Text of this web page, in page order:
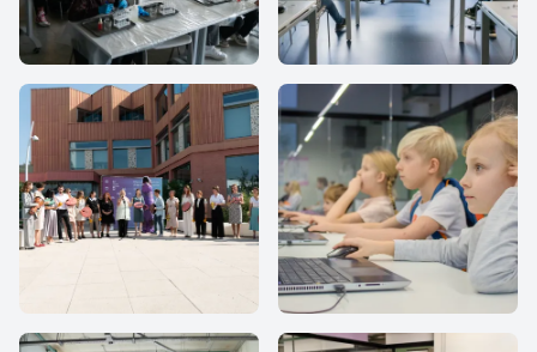
IThub school IThub school
IThub school IThub school